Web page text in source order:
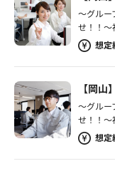
～グルー
せ！！～
想
【岡
～グルー
せ！！～
想